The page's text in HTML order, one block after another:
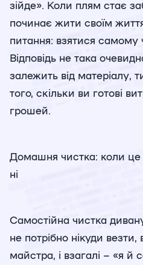
зійде». Коли плям стає
починає жити своїм
питання: взятися самому
Відповідь не така
залежить від матеріалу,
того, скільки ви готові
грошей.
Домашня чистка: коли це
ні
Самостійна чистка
не потрібно нікуди
майстра, і взагалі – «я